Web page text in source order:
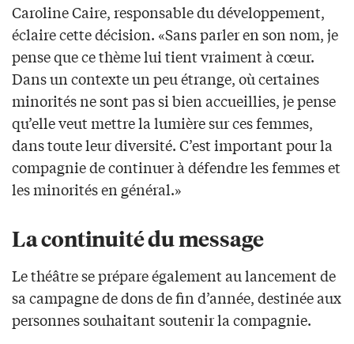
Caroline Caire, responsable du développement,
éclaire cette décision. «Sans parler en son nom, je
pense que ce thème lui tient vraiment à cœur.
Dans un contexte un peu étrange, où certaines
minorités ne sont pas si bien accueillies, je pense
qu’elle veut mettre la lumière sur ces femmes,
dans toute leur diversité. C’est important pour la
compagnie de continuer à défendre les femmes et
les minorités en général.»
La continuité du message
Le théâtre se prépare également au lancement de
sa campagne de dons de fin d’année, destinée aux
personnes souhaitant soutenir la compagnie.